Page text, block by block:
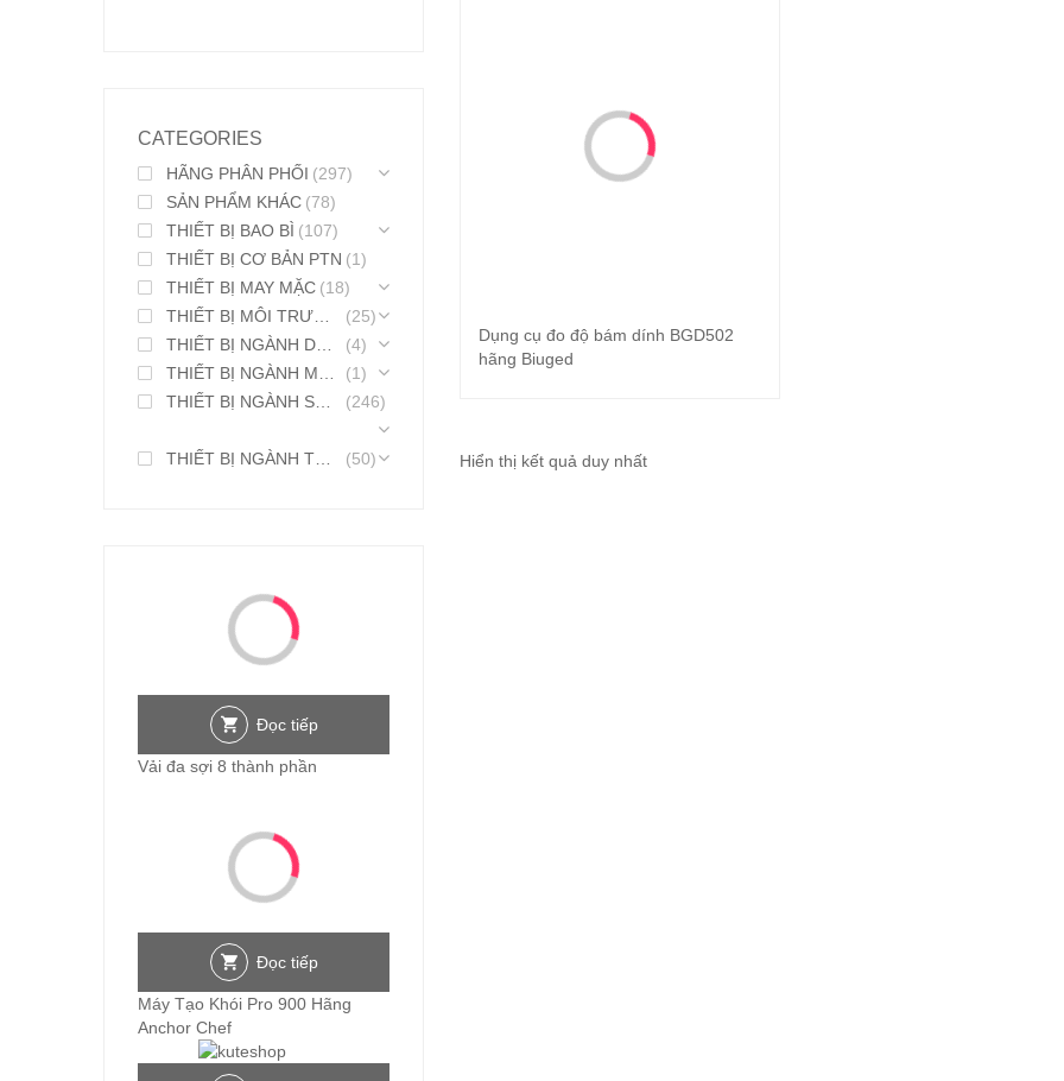
Đọc tiếp
Dụng cụ đo độ bám dính BGD502
hãng Biuged
Hiển thị kết quả duy nhất
CATEGORIES
HÃNG PHÂN PHỐI (297)
SẢN PHẨM KHÁC (78)
THIẾT BỊ BAO BÌ (107)
THIẾT BỊ CƠ BẢN PTN (1)
THIẾT BỊ MAY MẶC (18)
THIẾT BỊ MÔI TRƯỜNG
(25)
THIẾT BỊ NGÀNH DƯỢC PHẨM
(4)
THIẾT BỊ NGÀNH MỸ PHẨM
(1)
THIẾT BỊ NGÀNH SƠN MỰC IN
(246)
THIẾT BỊ NGÀNH THỰC PHẨM (50)
Đọc tiếp
Vải đa sợi 8 thành phần
Đọc tiếp
Máy Tạo Khói Pro 900 Hãng
Anchor Chef